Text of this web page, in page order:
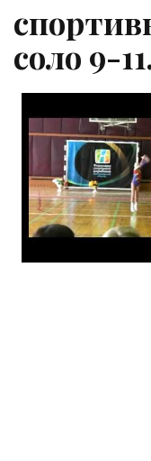
соло 9-